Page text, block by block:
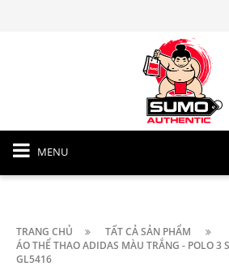
MENU
TRANG CHỦ
TẤT CẢ SẢN PHẨM
ÁO THỂ THAO ADIDAS MÀU TRẮNG - POLO 3
GL5416